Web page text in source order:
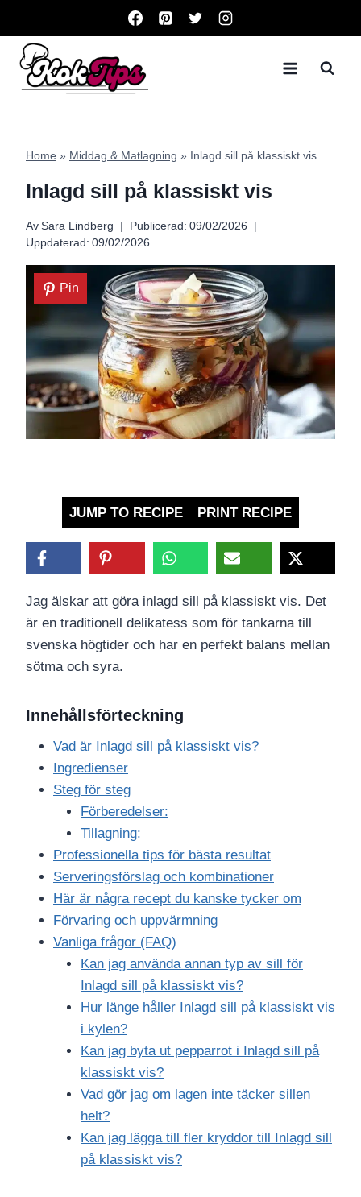
content
Home » Middag & Matlagning » Inlagd sill på klassiskt vis
Inlagd sill på klassiskt vis
Av Sara Lindberg Publicerad: 09/02/2026
Uppdaterad: 09/02/2026
Pin
JUMP TO RECIPE PRINT RECIPE
Jag älskar att göra inlagd sill på klassiskt vis. Det
är en traditionell delikatess som för tankarna till
svenska högtider och har en perfekt balans mellan
sötma och syra.
Innehållsförteckning
Vad är Inlagd sill på klassiskt vis?
Ingredienser
Steg för steg
Förberedelser:
Tillagning:
Professionella tips för bästa resultat
Serveringsförslag och kombinationer
Här är några recept du kanske tycker om
Förvaring och uppvärmning
Vanliga frågor (FAQ)
Kan jag använda annan typ av sill för
Inlagd sill på klassiskt vis?
Hur länge håller Inlagd sill på klassiskt vis
i kylen?
Kan jag byta ut pepparrot i Inlagd sill på
klassiskt vis?
Vad gör jag om lagen inte täcker sillen
helt?
Kan jag lägga till fler kryddor till Inlagd sill
på klassiskt vis?